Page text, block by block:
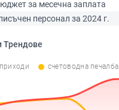
за месечна заплата
персонал за 2024 г.
Трендове
счетоводна печалба